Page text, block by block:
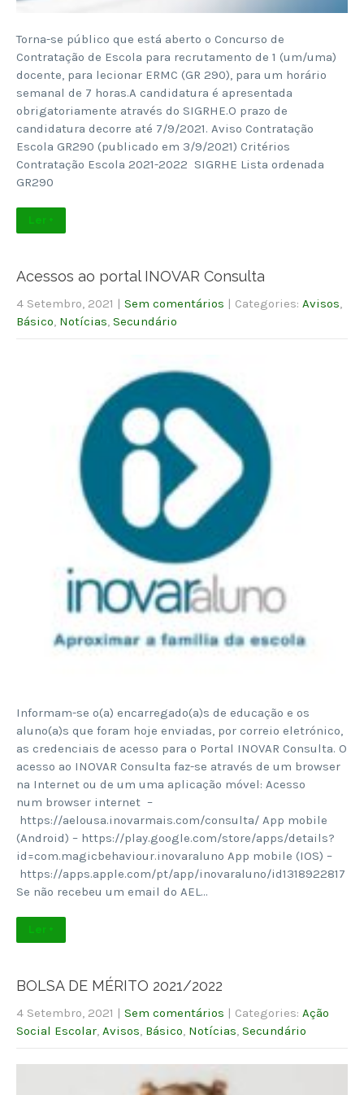
Torna-se público que está aberto o Concurso de
Contratação de Escola para recrutamento de 1 (um/uma)
docente, para lecionar ERMC (GR 290), para um horário
semanal de 7 horas.A candidatura é apresentada
obrigatoriamente através do SIGRHE.O prazo de
candidatura decorre até 7/9/2021. Aviso Contratação
Escola GR290 (publicado em 3/9/2021) Critérios
Contratação Escola 2021-2022 SIGRHE Lista ordenada
GR290
Ler +
Acessos ao portal INOVAR Consulta
4 Setembro, 2021 | Sem comentários | Categories: Avisos
Básico Notícias Secundário
Informam-se o(a) encarregado(a)s de educação e os
aluno(a)s que foram hoje enviadas, por correio eletrónico,
as credenciais de acesso para o Portal INOVAR Consulta. O
acesso ao INOVAR Consulta faz-se através de um browser
na Internet ou de um uma aplicação móvel: Acesso
num browser internet –
https://aelousa.inovarmais.com/consulta/ App mobile
(Android) – https://play.google.com/store/apps/details?
id=com.magicbehaviour.inovaraluno App mobile (IOS) –
https://apps.apple.com/pt/app/inovaraluno/id1318922817
Se não recebeu um email do AEL…
Ler +
BOLSA DE MÉRITO 2021/2022
4 Setembro, 2021 | Sem comentários | Categories: Ação
Social Escolar Avisos Básico Notícias Secundário